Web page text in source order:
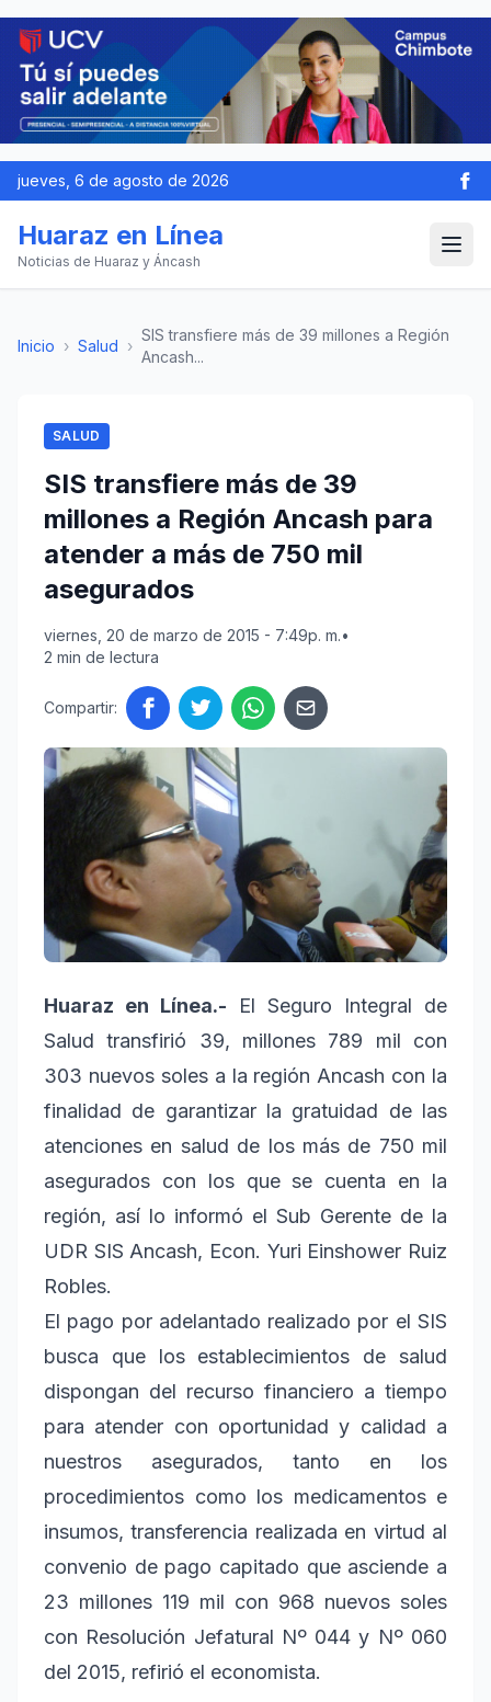
jueves, 6 de agosto de 2026
Huaraz en Línea
Noticias de Huaraz y Áncash
Inicio › Salud ›
SIS transfiere más de 39 millones a Región
Ancash...
SALUD
SIS transfiere más de 39
millones a Región Ancash para
atender a más de 750 mil
asegurados
viernes, 20 de marzo de 2015 - 7:49p. m.•
2 min de lectura
Compartir:
Huaraz en Línea.- El Seguro Integral de
Salud transfirió 39, millones 789 mil con
303 nuevos soles a la región Ancash con la
finalidad de garantizar la gratuidad de las
atenciones en salud de los más de 750 mil
asegurados con los que se cuenta en la
región, así lo informó el Sub Gerente de la
UDR SIS Ancash, Econ. Yuri Einshower Ruiz
Robles.
El pago por adelantado realizado por el SIS
busca que los establecimientos de salud
dispongan del recurso financiero a tiempo
para atender con oportunidad y calidad a
nuestros asegurados, tanto en los
procedimientos como los medicamentos e
insumos, transferencia realizada en virtud al
convenio de pago capitado que asciende a
23 millones 119 mil con 968 nuevos soles
con Resolución Jefatural Nº 044 y Nº 060
del 2015, refirió el economista.